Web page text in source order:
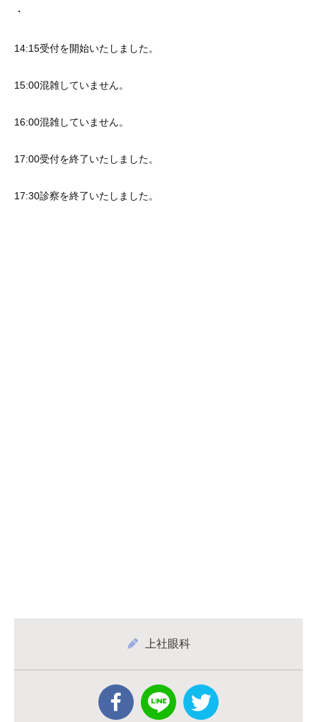
・
14:15受付を開始いたしました。
15:00混雑していません。
16:00混雑していません。
17:00受付を終了いたしました。
17:30診察を終了いたしました。
上社眼科